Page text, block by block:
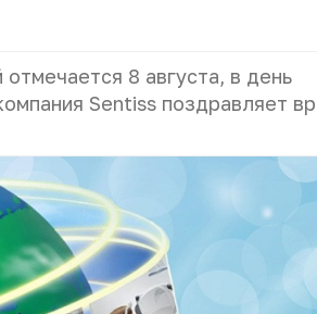
8 августа, в день
Sentiss поздравляет